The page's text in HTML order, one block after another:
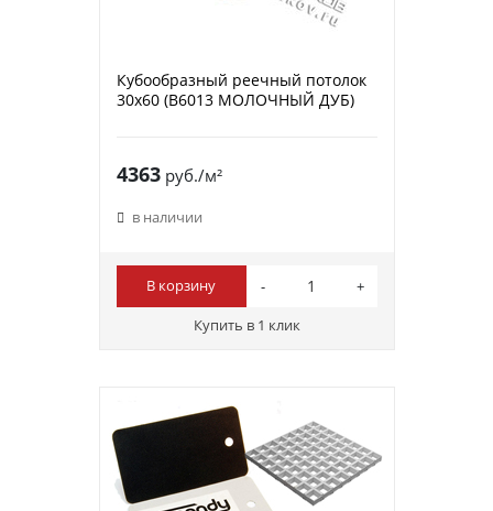
Кубообразный реечный потолок
30х60 (B6013 МОЛОЧНЫЙ ДУБ)
4363руб./м²
в наличии
В корзину
Купить в 1 клик